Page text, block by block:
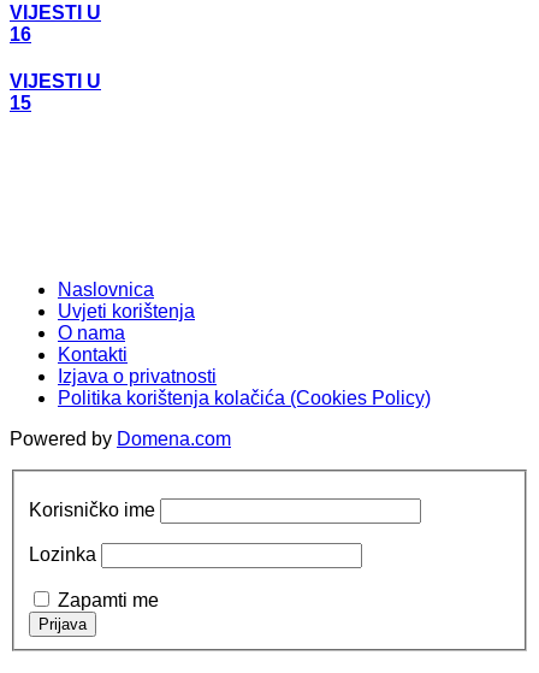
VIJESTI U
16
VIJESTI U
15
Naslovnica
Uvjeti korištenja
O nama
Kontakti
Izjava o privatnosti
Politika korištenja kolačića (Cookies Policy)
Powered by Domena.com
Korisničko ime
Lozinka
Zapamti me